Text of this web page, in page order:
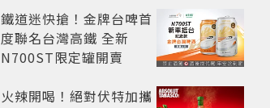
鐵道迷快搶！金牌台啤首
度聯名台灣高鐵 全新
N700ST限定罐開賣
火辣開喝！絕對伏特加攜